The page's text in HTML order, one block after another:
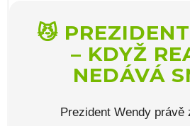
😼
– KDYŽ
NEDÁVÁ
Prezident Wendy právě